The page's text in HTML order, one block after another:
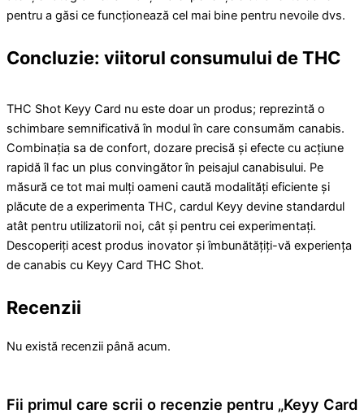
pentru a găsi ce funcționează cel mai bine pentru nevoile dvs.
Concluzie: viitorul consumului de THC
THC Shot Keyy Card nu este doar un produs; reprezintă o
schimbare semnificativă în modul în care consumăm canabis.
Combinația sa de confort, dozare precisă și efecte cu acțiune
rapidă îl fac un plus convingător în peisajul canabisului. Pe
măsură ce tot mai mulți oameni caută modalități eficiente și
plăcute de a experimenta THC, cardul Keyy devine standardul
atât pentru utilizatorii noi, cât și pentru cei experimentați.
Descoperiți acest produs inovator și îmbunătățiți-vă experiența
de canabis cu Keyy Card THC Shot.
Recenzii
Nu există recenzii până acum.
Fii primul care scrii o recenzie pentru „Keyy Card